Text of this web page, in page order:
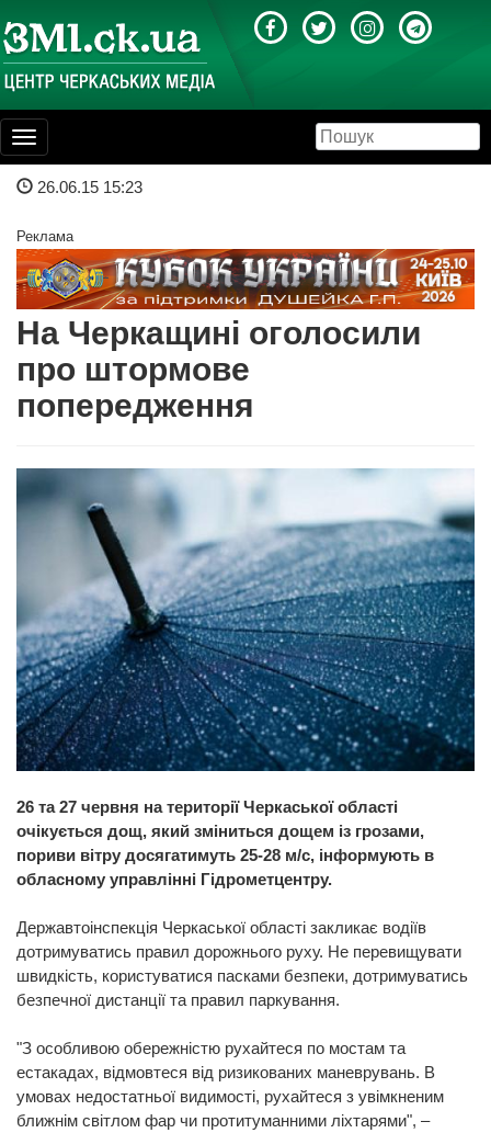
Toggle
navigation
26.06.15 15:23
Реклама
На Черкащині оголосили
про штормове
попередження
26 та 27 червня на території Черкаської області
очікується дощ, який зміниться дощем із грозами,
пориви вітру досягатимуть 25-28 м/с, інформують в
обласному управлінні Гідрометцентру.
Державтоінспекція Черкаської області закликає водіїв
дотримуватись правил дорожнього руху. Не перевищувати
швидкість, користуватися пасками безпеки, дотримуватись
безпечної дистанції та правил паркування.
"З особливою обережністю рухайтеся по мостам та
естакадах, відмовтеся від ризикованих маневрувань. В
умовах недостатньої видимості, рухайтеся з увімкненим
ближнім світлом фар чи протитуманними ліхтарями", –